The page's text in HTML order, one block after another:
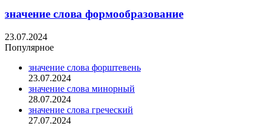
значение слова формообразование
23.07.2024
Популярное
значение слова форштевень
23.07.2024
значение слова минорный
28.07.2024
значение слова греческий
27.07.2024